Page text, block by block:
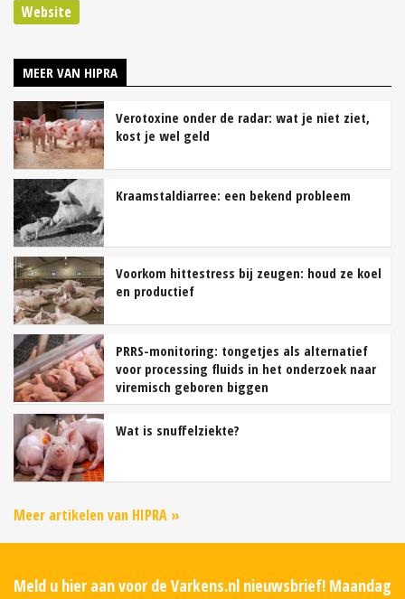
Website
MEER VAN HIPRA
Verotoxine onder de radar: wat je niet ziet,
kost je wel geld
Kraamstaldiarree: een bekend probleem
Voorkom hittestress bij zeugen: houd ze koel
en productief
PRRS-monitoring: tongetjes als alternatief
voor processing fluids in het onderzoek naar
viremisch geboren biggen
Wat is snuffelziekte?
Meer artikelen van HIPRA »
Meld u hier aan voor de Varkens.nl nieuwsbrief! Maandag